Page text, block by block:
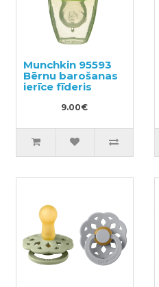
Munchkin 95593
Bērnu barošanas
ierīce fīderis
9.00€